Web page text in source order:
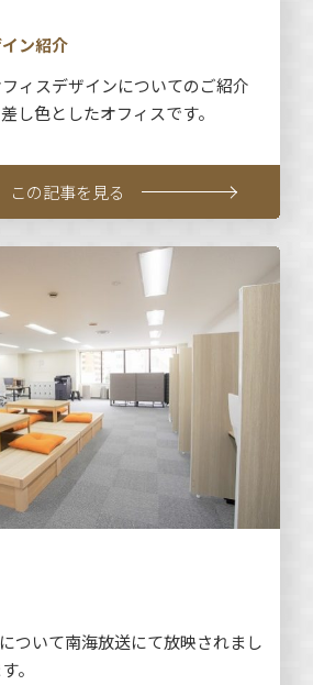
ン紹介
ィスデザインについてのご紹介
し色としたオフィスです。
この記事を見る
ついて南海放送にて放映されまし
。